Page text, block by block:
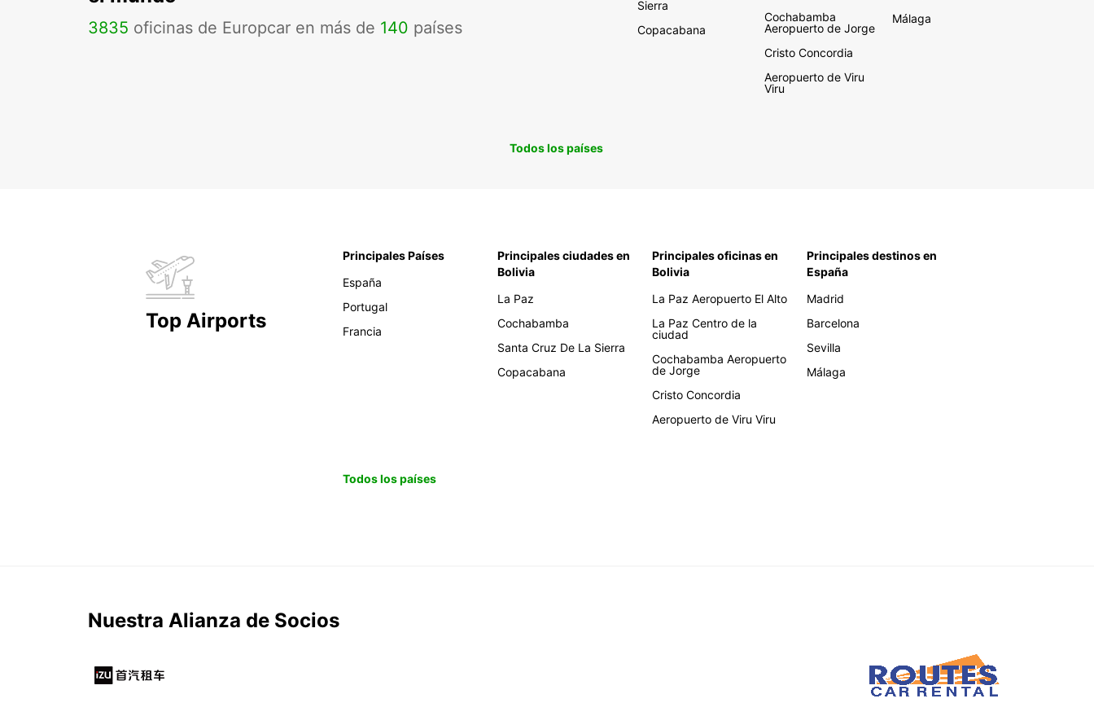
3835 oficinas de Europcar en más de 140 países
Sierra
Copacabana
Cochabamba
Aeropuerto de Jorge
Cristo Concordia
Aeropuerto de Viru
Viru
Málaga
Todos los países
Top Airports
Principales Países
España
Portugal
Francia
Principales ciudades en
Bolivia
La Paz
Cochabamba
Santa Cruz De La Sierra
Copacabana
Principales oficinas en
Bolivia
La Paz Aeropuerto El Alto
La Paz Centro de la
ciudad
Cochabamba Aeropuerto
de Jorge
Cristo Concordia
Aeropuerto de Viru Viru
Principales destinos en
España
Madrid
Barcelona
Sevilla
Málaga
Todos los países
Nuestra Alianza de Socios